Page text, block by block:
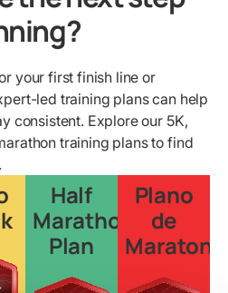
your first finish line or
led training plans can help
consistent. Explore our 5K,
training plans to find
Half
Marathon
Plan
Plano
de
Maratona